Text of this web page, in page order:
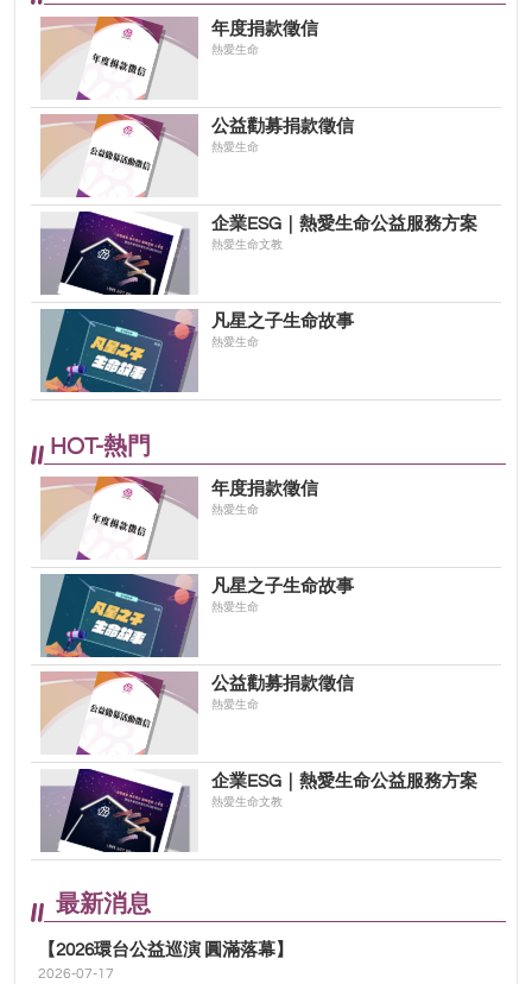
年度捐款徵信
熱愛生命
公益勸募捐款徵信
熱愛生命
企業ESG｜熱愛生命公益服務方案
熱愛生命文教
凡星之子生命故事
熱愛生命
HOT-熱門
年度捐款徵信
熱愛生命
凡星之子生命故事
熱愛生命
公益勸募捐款徵信
熱愛生命
企業ESG｜熱愛生命公益服務方案
熱愛生命文教
最新消息
【2026環台公益巡演 圓滿落幕】
2026-07-17